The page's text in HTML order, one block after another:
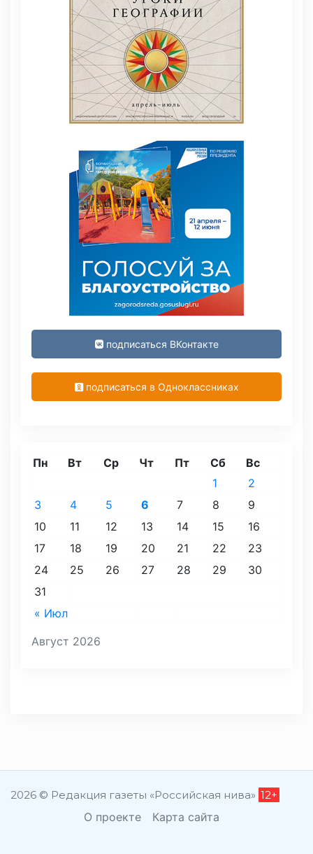
подписаться ВКонтакте
подписаться в Одноклассниках
Август 2026
Пн Вт Ср Чт Пт Сб Вс
« Июл
1
2
3
4 5 6 7 8
9
10
11 12 13 14 15
16
17
18 19 20 21 22
23
24
25 26 27 28 29
30
31
2026 © Редакция газеты «Российская нива» 12+
О проекте Карта сайта